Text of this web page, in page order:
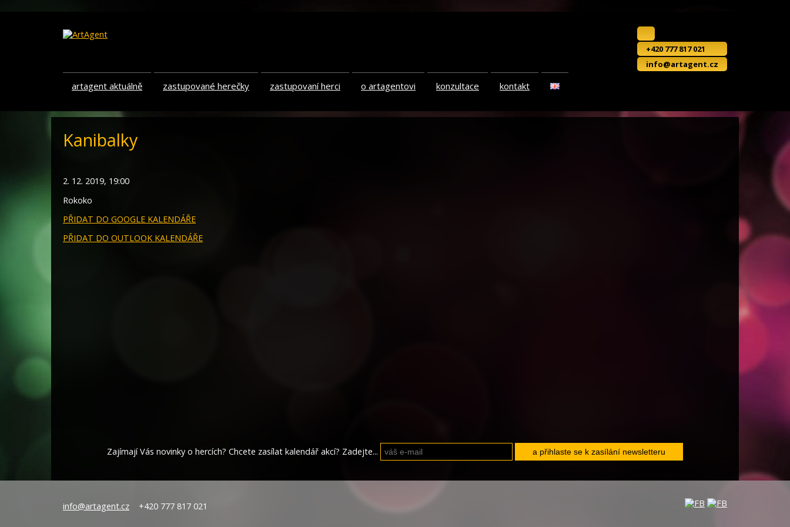
+420 777 817 021
info@artagent.cz
artagent aktuálně zastupované herečky zastupovaní herci o artagentovi konzultace kontakt
Kanibalky
2. 12. 2019, 19:00
Rokoko
PŘIDAT DO GOOGLE KALENDÁŘE
PŘIDAT DO OUTLOOK KALENDÁŘE
Zajímají Vás novinky o hercích? Chcete zasílat kalendář akcí? Zadejte...
info@artagent.cz +420 777 817 021